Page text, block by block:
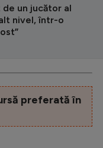
un jucător al
nivel, într-o
preferată în